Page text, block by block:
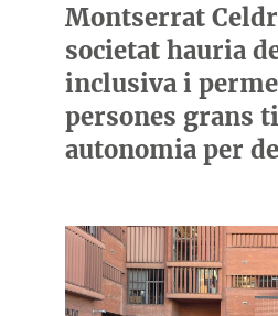
Montserrat
societat hauria
inclusiva i
persones grans
autonomia per